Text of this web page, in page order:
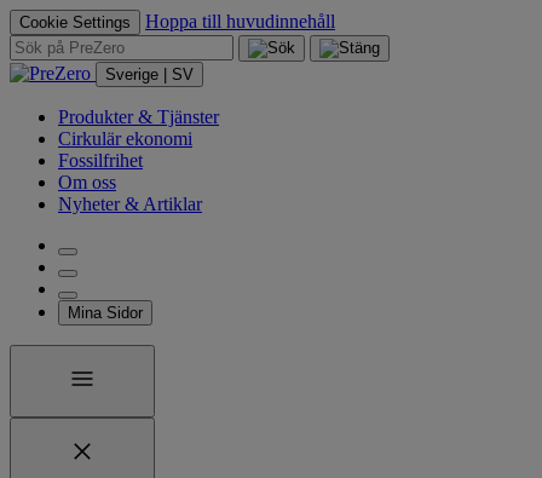
Cookie Settings Hoppa till huvudinnehåll
Sverige | SV
Produkter & Tjänster
Cirkulär ekonomi
Fossilfrihet
Om oss
Nyheter & Artiklar
Mina Sidor